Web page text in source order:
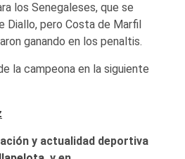
los Senegaleses, que se
Diallo, pero Costa de Marfil
ganando en los penaltis.
la campeona en la siguiente
y actualidad deportiva